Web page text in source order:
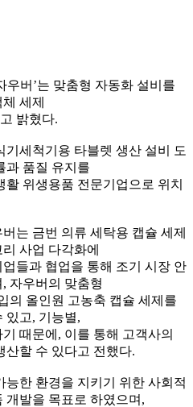
우버’는 맞춤형 자동화 설비를
세제
밝혔다.
기세척기용 타블렛 생산 설비 도
과 품질 유지를
위생용품 전문기업으로 위치
는 금번 의류 세탁용 캡슐 세제
사업 다각화에
들과 협업을 통해 조기 시장 안
자우버의 맞춤형
의 올인원 고농축 캡슐 세제를
있고, 기능별,
때문에, 이를 통해 고객사의
산할 수 있다고 전했다.
능한 환경을 지키기 위한 사회적
개발을 목표로 하였으며,